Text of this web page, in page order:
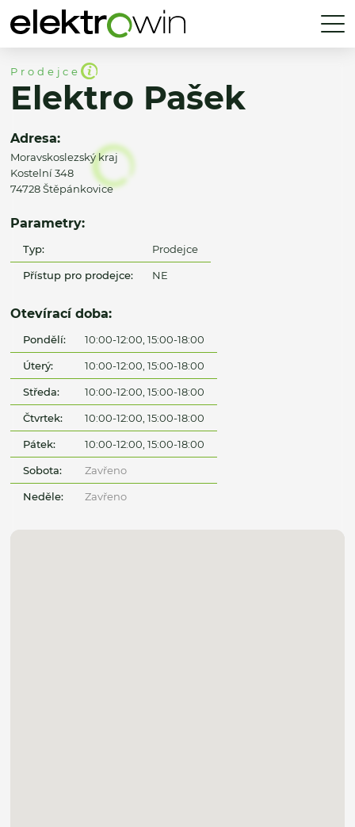
Prodejce
Elektro Pašek
Adresa:
Moravskoslezský kraj
Kostelní 348
74728 Štěpánkovice
Parametry:
Typ: Prodejce
Přístup pro prodejce: NE
Otevírací doba:
Pondělí: 10:00-12:00, 15:00-18:00
Úterý: 10:00-12:00, 15:00-18:00
Středa: 10:00-12:00, 15:00-18:00
Čtvrtek: 10:00-12:00, 15:00-18:00
Pátek: 10:00-12:00, 15:00-18:00
Sobota: Zavřeno
Neděle: Zavřeno